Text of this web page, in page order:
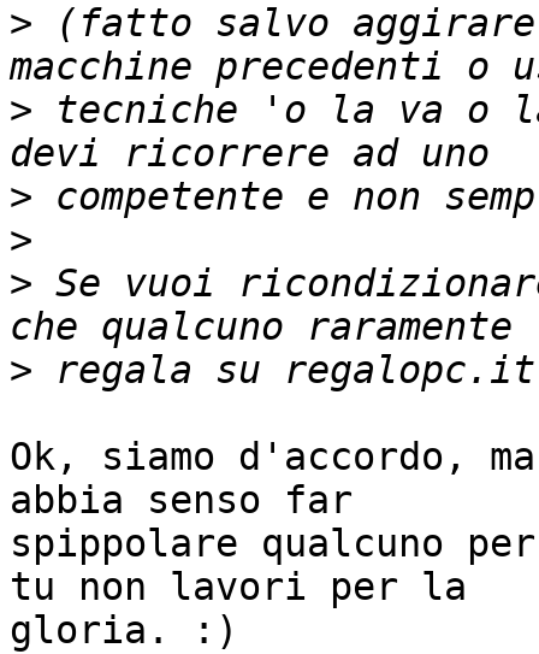
> (fatto salvo
> tecniche 'o la va o
>
>
> Se vuoi
>
Ok, siamo d'accordo,
abbia senso far
spippolare qualcuno
tu non lavori per la
gloria. :)